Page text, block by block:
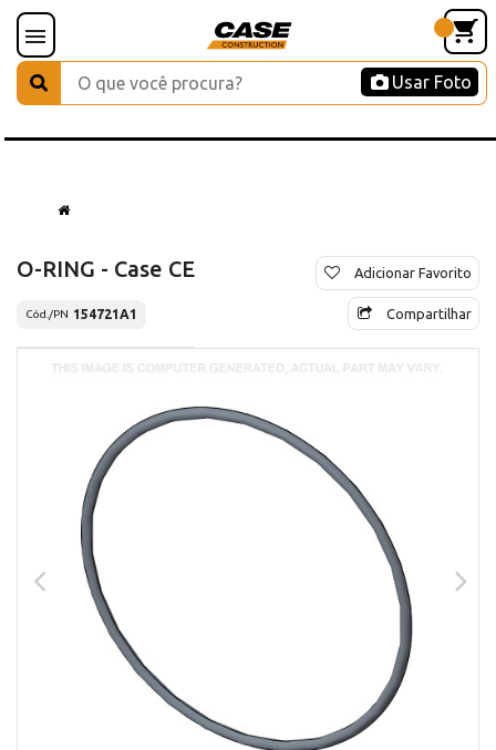
Usar Foto
O-RING - Case CE
Cód./PN 154721A1
Adicionar Favorito
Compartilhar